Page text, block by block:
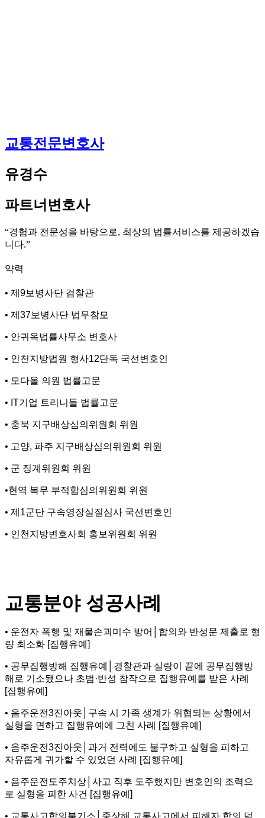
교통전문변호사
유경수
파트너변호사
“경험과 전문성을 바탕으로, 최상의 법률서비스를 제공하겠습
니다.”
약력
• 제9보병사단 검찰관
• 제37보병사단 법무참모
• 안귀옥법률사무소 변호사
• 인천지방법원 형사12단독 국선변호인
• 모다올 의원 법률고문
• IT기업 트리니들 법률고문
• 충북 지구배상심의위원회 위원
• 고양, 파주 지구배상심의위원회 위원
• 군 징계위원회 위원
•현역 복무 부적합심의위원회 위원
• 제1군단 구속영장실질심사 국선변호인
• 인천지방변호사회 홍보위원회 위원
교통분야 성공사례
• 운전자 폭행 및 재물손괴미수 방어│합의와 반성문 제출로 형
량 최소화 [집행유예]
• 공무집행방해 집행유예│경찰관과 실랑이 끝에 공무집행방
해로 기소됐으나 초범·반성 참작으로 집행유예를 받은 사례
[집행유예]
• 음주운전3진아웃│구속 시 가족 생계가 위협되는 상황에서
실형을 면하고 집행유예에 그친 사례 [집행유예]
• 음주운전3진아웃│과거 전력에도 불구하고 실형을 피하고
자유롭게 귀가할 수 있었던 사례 [집행유예]
• 음주운전도주치상│사고 직후 도주했지만 변호인의 조력으
로 실형을 피한 사건 [집행유예]
• 교통사고합의불기소│중상해 교통사고에서 피해자 합의 덕